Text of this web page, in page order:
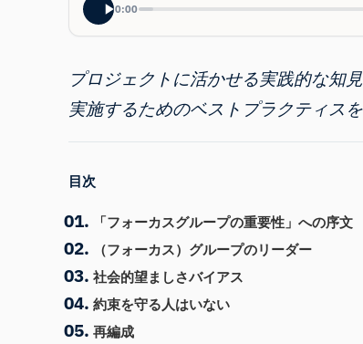
0:00
プロジェクトに活かせる実践的な知
実施するためのベストプラクティスを
目次
「フォーカスグループの重要性」への序文
（フォーカス）グループのリーダー
社会的望ましさバイアス
約束を守る人はいない
再編成